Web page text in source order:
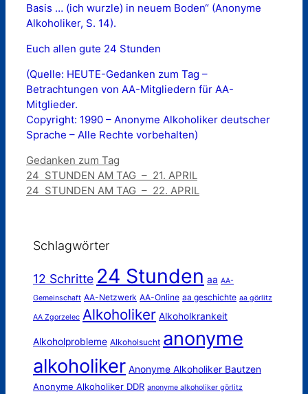
Basis … (ich wurzle) in neuem Boden“ (Anonyme
Alkoholiker, S. 14).
Euch allen gute 24 Stunden
(Quelle: HEUTE-Gedanken zum Tag –
Betrachtungen von AA-Mitgliedern für AA-
Mitglieder.
Copyright: 1990 – Anonyme Alkoholiker deutscher
Sprache – Alle Rechte vorbehalten)
Kategorien
Gedanken zum Tag
24 STUNDEN AM TAG – 21. APRIL
24 STUNDEN AM TAG – 22. APRIL
Schlagwörter
12 Schritte 24 Stunden aa AA-
Gemeinschaft AA-Netzwerk AA-Online aa geschichte aa görlitz
AA Zgorzelec Alkoholiker Alkoholkrankeit
Alkoholprobleme Alkoholsucht anonyme
alkoholiker Anonyme Alkoholiker Bautzen
Anonyme Alkoholiker DDR anonyme alkoholiker görlitz